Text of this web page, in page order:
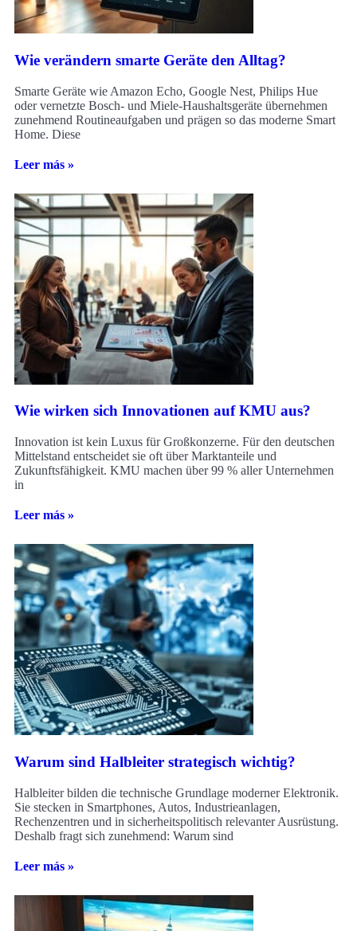
Wie verändern smarte Geräte den Alltag?
Smarte Geräte wie Amazon Echo, Google Nest, Philips Hue
oder vernetzte Bosch- und Miele-Haushaltsgeräte übernehmen
zunehmend Routineaufgaben und prägen so das moderne Smart
Home. Diese
Leer más »
Wie wirken sich Innovationen auf KMU aus?
Innovation ist kein Luxus für Großkonzerne. Für den deutschen
Mittelstand entscheidet sie oft über Marktanteile und
Zukunftsfähigkeit. KMU machen über 99 % aller Unternehmen
in
Leer más »
Warum sind Halbleiter strategisch wichtig?
Halbleiter bilden die technische Grundlage moderner Elektronik.
Sie stecken in Smartphones, Autos, Industrieanlagen,
Rechenzentren und in sicherheitspolitisch relevanter Ausrüstung.
Deshalb fragt sich zunehmend: Warum sind
Leer más »